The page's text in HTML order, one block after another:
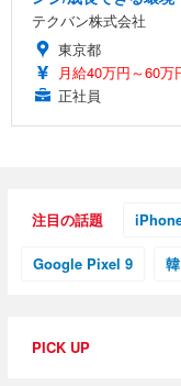
テクバン株式会社
東京都
月給40万円～60万
正社員
注目の話題
Google Pixel 9
PICK UP